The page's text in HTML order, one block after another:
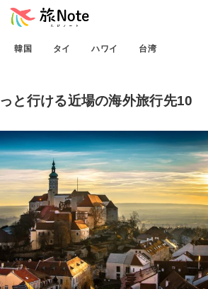
韓国 タイ ハワイ 台湾
と行ける近場の海外旅行先10